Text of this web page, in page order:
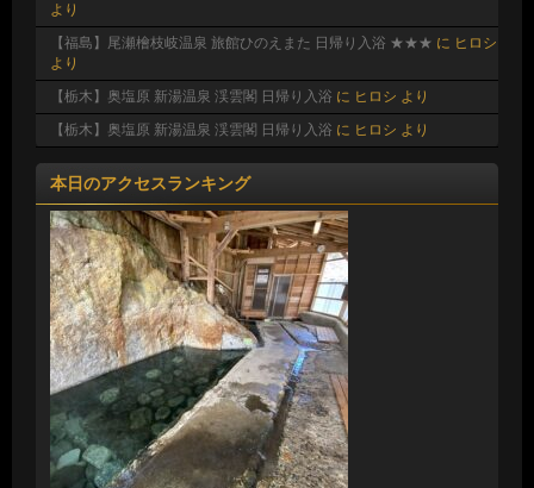
より
【福島】尾瀬檜枝岐温泉 旅館ひのえまた 日帰り入浴 ★★★ に ヒロシ
より
【栃木】奥塩原 新湯温泉 渓雲閣 日帰り入浴 に ヒロシ より
【栃木】奥塩原 新湯温泉 渓雲閣 日帰り入浴 に ヒロシ より
本日のアクセスランキング